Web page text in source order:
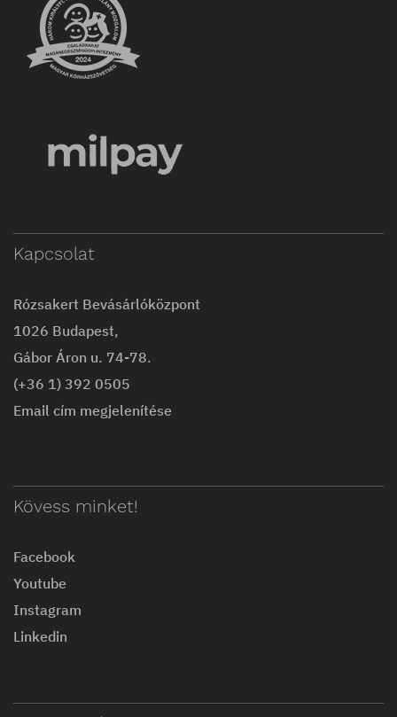
Kapcsolat
Rózsakert Bevásárlóközpont
1026 Budapest,
Gábor Áron u. 74-78.
(+36 1) 392 0505
Email cím megjelenítése
Kövess minket!
Facebook
Youtube
Instagram
Linkedin